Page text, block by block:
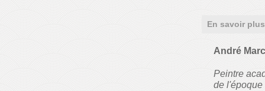
En savoir plus
André
Peintre
de l'époque